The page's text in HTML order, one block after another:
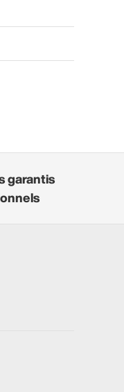
garantis